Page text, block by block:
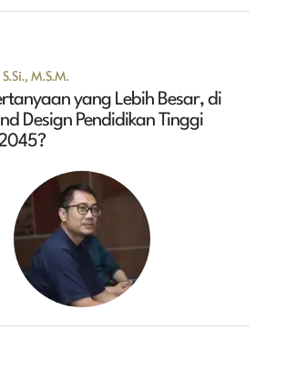
M.S.M.
yang Lebih Besar, di
Design Pendidikan Tinggi